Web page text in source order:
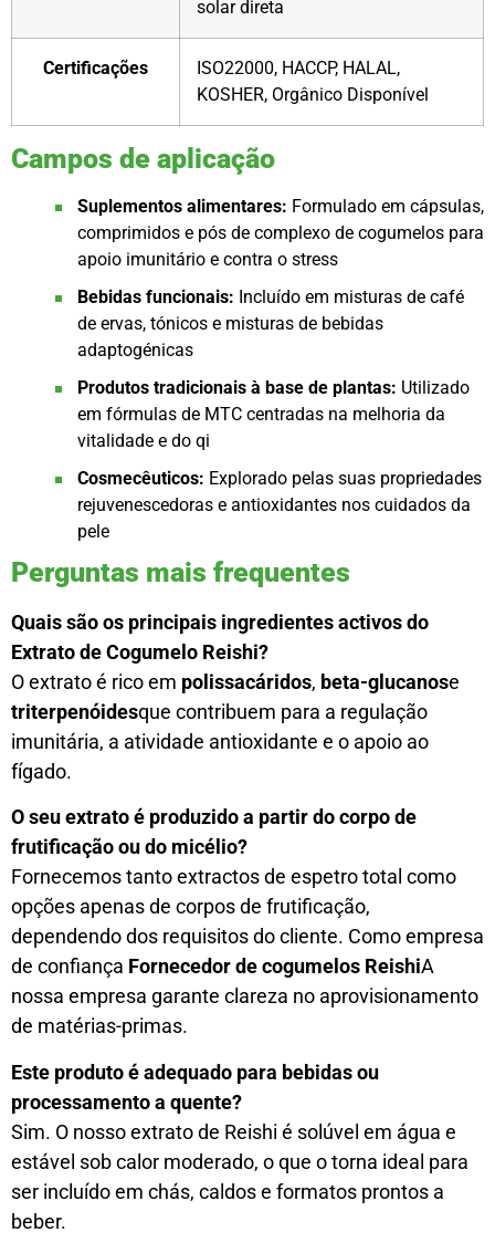
solar direta
Certificações
ISO22000, HACCP, HALAL,
KOSHER, Orgânico Disponível
Campos de aplicação
Suplementos alimentares: Formulado em cápsulas,
comprimidos e pós de complexo de cogumelos para
apoio imunitário e contra o stress
Bebidas funcionais: Incluído em misturas de café
de ervas, tónicos e misturas de bebidas
adaptogénicas
Produtos tradicionais à base de plantas: Utilizado
em fórmulas de MTC centradas na melhoria da
vitalidade e do qi
Cosmecêuticos: Explorado pelas suas propriedades
rejuvenescedoras e antioxidantes nos cuidados da
pele
Perguntas mais frequentes
Quais são os principais ingredientes activos do
Extrato de Cogumelo Reishi?
O extrato é rico em polissacáridos, beta-glucanose
triterpenóidesque contribuem para a regulação
imunitária, a atividade antioxidante e o apoio ao
fígado.
O seu extrato é produzido a partir do corpo de
frutificação ou do micélio?
Fornecemos tanto extractos de espetro total como
opções apenas de corpos de frutificação,
dependendo dos requisitos do cliente. Como empresa
de confiança Fornecedor de cogumelos ReishiA
nossa empresa garante clareza no aprovisionamento
de matérias-primas.
Este produto é adequado para bebidas ou
processamento a quente?
Sim. O nosso extrato de Reishi é solúvel em água e
estável sob calor moderado, o que o torna ideal para
ser incluído em chás, caldos e formatos prontos a
beber.